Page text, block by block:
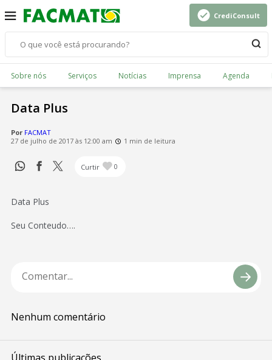
CrediConsult
Sobre nós Serviços Notícias Imprensa Agenda
Data Plus
Por FACMAT
27 de julho de 2017 às 12:00 am
1 min de leitura
Curtir 0
Data Plus
Seu Conteudo….
Nenhum comentário